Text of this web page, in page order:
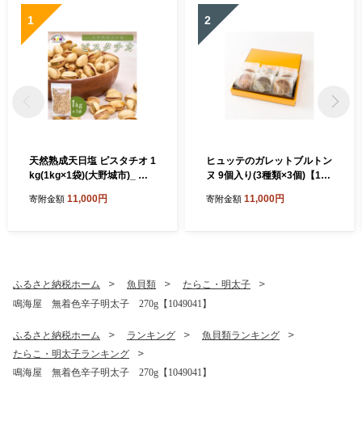
1
天然熟成天日塩 ピスタチオ 1
kg(1kg×1袋)(大野城市)_ ピ
然 熟成 天日塩 おやつ スナッ
寄附金額 11,000円
2
ヒュッテのガレットブルトン
ヌ 9個入り(3種類×3個)【176
寄附金額 11,000円
ふるさと納税ホーム 魚貝類
たらこ・明太子
鳴海屋 無着色辛子明太子 270g【1049041】
ふるさと納税ホーム ランキング
魚貝類ランキング
たらこ・明太子ランキング
鳴海屋 無着色辛子明太子 270g【1049041】